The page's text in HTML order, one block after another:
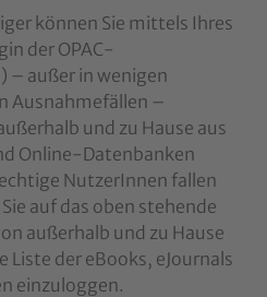
können Sie mittels Ihres
der OPAC-
– außer in wenigen
Ausnahmefällen –
und zu Hause aus
Online-Datenbanken
NutzerInnen fallen
auf das oben stehende
außerhalb und zu Hause
Liste der eBooks, eJournals
einzuloggen.